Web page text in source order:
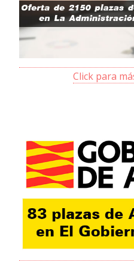
Click para